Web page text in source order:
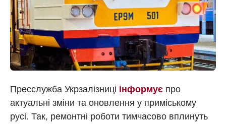
Пресслужба Укрзалізниці інформує про
актуальні зміни та оновлення у приміському
русі. Так, ремонтні роботи тимчасово вплинуть